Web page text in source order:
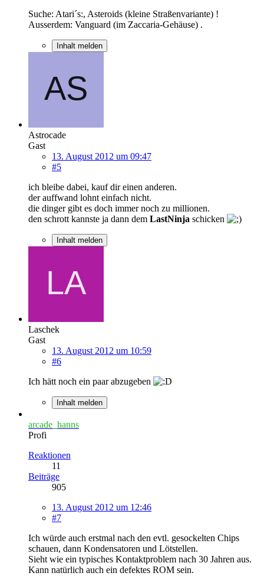
Suche: Atari´s:, Asteroids (kleine Straßenvariante) !
Ausserdem: Vanguard (im Zaccaria-Gehäuse) .
Inhalt melden
Astrocade
Gast
13. August 2012 um 09:47
#5
ich bleibe dabei, kauf dir einen anderen.
der auffwand lohnt einfach nicht.
die dinger gibt es doch immer noch zu millionen.
den schrott kannste ja dann dem LastNinja schicken
Inhalt melden
Laschek
Gast
13. August 2012 um 10:59
#6
Ich hätt noch ein paar abzugeben
Inhalt melden
arcade_hanns
Profi
Reaktionen
11
Beiträge
905
13. August 2012 um 12:46
#7
Ich würde auch erstmal nach den evtl. gesockelten Chips
schauen, dann Kondensatoren und Lötstellen.
Sieht wie ein typisches Kontaktproblem nach 30 Jahren aus.
Kann natürlich auch ein defektes ROM sein.